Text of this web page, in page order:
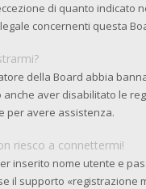
di quanto indicato
concernenti questa
della Board abbia
aver disabilitato le
per avere assistenza.
riesco a connettermi!
inserito nome utente e
il supporto «registrazione